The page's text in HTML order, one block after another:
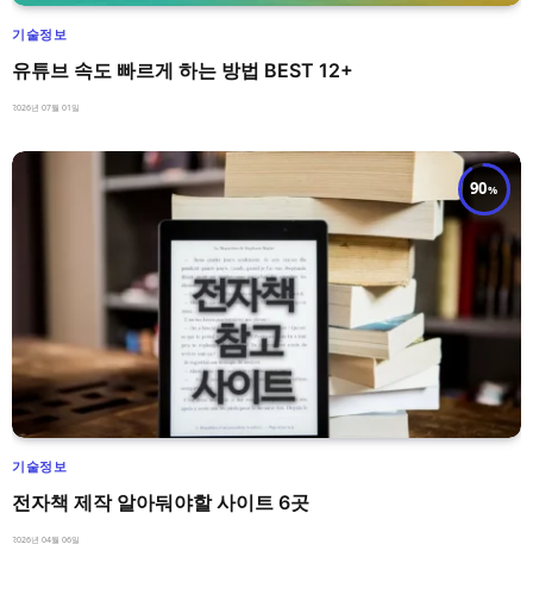
기술정보
유튜브 속도 빠르게 하는 방법 BEST 12+
2026년 07월 01일
90
기술정보
전자책 제작 알아둬야할 사이트 6곳
2026년 04월 06일